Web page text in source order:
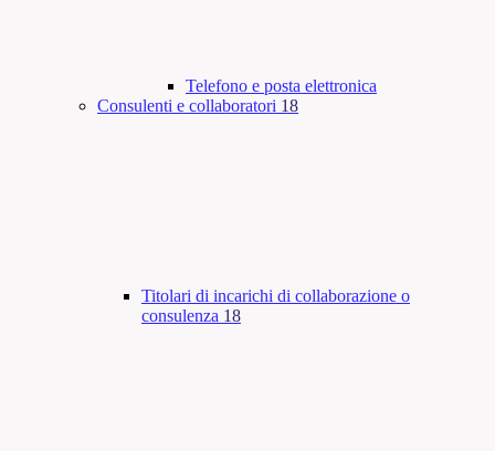
Telefono e posta elettronica
Consulenti e collaboratori 18
Titolari di incarichi di collaborazione o
consulenza 18